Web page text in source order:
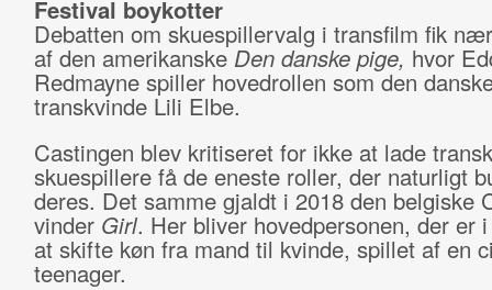
Festival boykotter
Debatten om skuespillervalg i transfilm fik
af den amerikanske Den danske pige, hvor
Redmayne spiller hovedrollen som den
transkvinde Lili Elbe.
Castingen blev kritiseret for ikke at lade
skuespillere få de eneste roller, der naturligt
deres. Det samme gjaldt i 2018 den belgiske
vinder Girl. Her bliver hovedpersonen, der er
at skifte køn fra mand til kvinde, spillet af en
teenager.